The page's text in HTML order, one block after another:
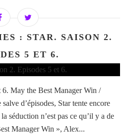
: STAR. SAISON 2.
5 ET 6.
6. May the Best Manager Win /
d’épisodes, Star tente encore
séduction n’est pas ce qu’il y a de
Manager Win », Alex...